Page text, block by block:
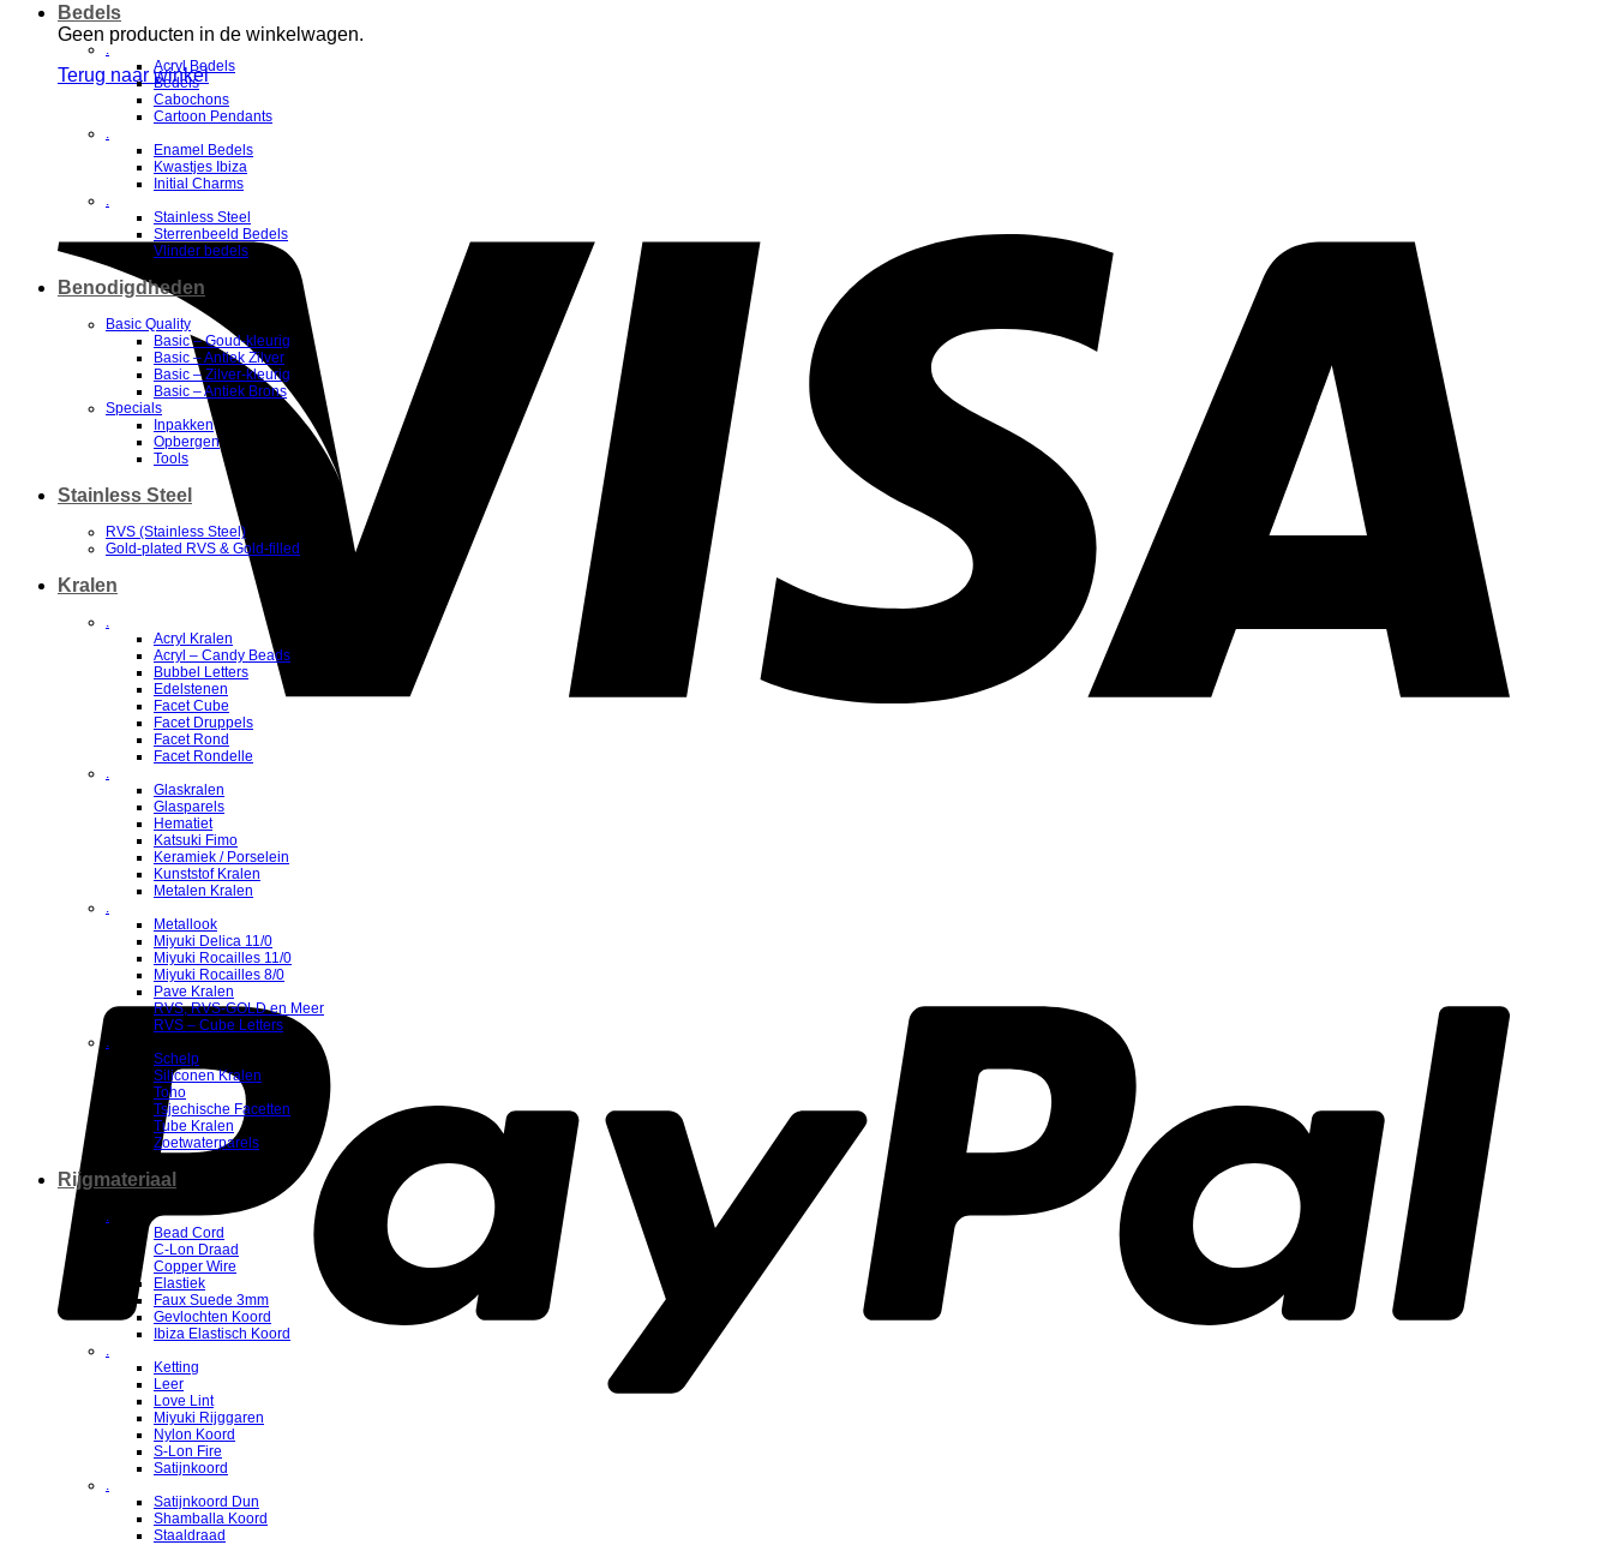
Geen producten in de winkelwagen.
Terug naar winkel
Bedels
.
Acryl Bedels
Bedels
Cabochons
Cartoon Pendants
.
Enamel Bedels
Kwastjes Ibiza
Initial Charms
.
Stainless Steel
Sterrenbeeld Bedels
Vlinder bedels
Benodigdheden
Basic Quality
Basic – Goud-kleurig
Basic – Antiek Zilver
Basic – Zilver-kleurig
Basic – Antiek Brons
Specials
Inpakken
Opbergen
Tools
Stainless Steel
RVS (Stainless Steel)
Gold-plated RVS & Gold-filled
Kralen
.
Acryl Kralen
Acryl – Candy Beads
Bubbel Letters
Edelstenen
Facet Cube
Facet Druppels
Facet Rond
Facet Rondelle
.
Glaskralen
Glasparels
Hematiet
Katsuki Fimo
Keramiek / Porselein
Kunststof Kralen
Metalen Kralen
.
Metallook
Miyuki Delica 11/0
Miyuki Rocailles 11/0
Miyuki Rocailles 8/0
Pave Kralen
RVS, RVS-GOLD en Meer
RVS – Cube Letters
.
Schelp
Siliconen Kralen
Toho
Tsjechische Facetten
Tube Kralen
Zoetwaterparels
Rijgmateriaal
.
Bead Cord
C-Lon Draad
Copper Wire
Elastiek
Faux Suede 3mm
Gevlochten Koord
Ibiza Elastisch Koord
.
Ketting
Leer
Love Lint
Miyuki Rijggaren
Nylon Koord
S-Lon Fire
Satijnkoord
.
Satijnkoord Dun
Shamballa Koord
Staaldraad